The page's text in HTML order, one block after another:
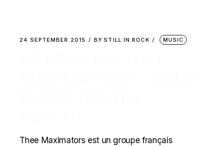
24 SEPTEMBER 2015 BY STILL IN ROCK MUSIC
Thee Maximators est un groupe français